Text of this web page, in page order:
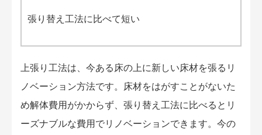
張り替え工法に比べて短い
上張り工法は、今ある床の上に新しい床材を張るリ
ノベーション方法です。床材をはがすことがないた
め解体費用がかからず、張り替え工法に比べるとリ
ーズナブルな費用でリノベーションできます。今の